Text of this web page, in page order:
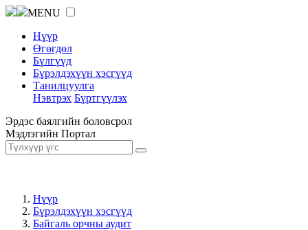
MENU
Нүүр
Өгөгдөл
Бүлгүүд
Бүрэлдэхүүн хэсгүүд
Танилцуулга
Нэвтрэх Бүртгүүлэх
Эрдэс баялгийн боловсрол
Мэдлэгийн Портал
Нүүр
Бүрэлдэхүүн хэсгүүд
Байгаль орчны аудит